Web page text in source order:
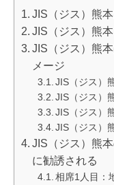
JIS（ジス）熊
JIS（ジス）熊本
JIS（ジス）熊
メージ
JIS（ジス）
JIS（ジス）
JIS（ジス）
JIS（ジス）
JIS（ジス）熊
に勧誘される
相席1人目：